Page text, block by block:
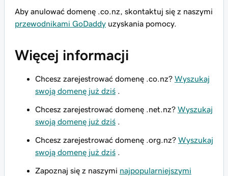
Aby anulować domenę .co.nz, skontaktuj się z naszymi
przewodnikami GoDaddy uzyskania pomocy.
Więcej informacji
Chcesz zarejestrować domenę .co.nz? Wyszukaj
swoją domenę już dziś
Chcesz zarejestrować domenę .net.nz? Wyszukaj
swoją domenę już dziś
Chcesz zarejestrować domenę .org.nz? Wyszukaj
swoją domenę już dziś
Zapoznaj się z naszymi najpopularniejszymi